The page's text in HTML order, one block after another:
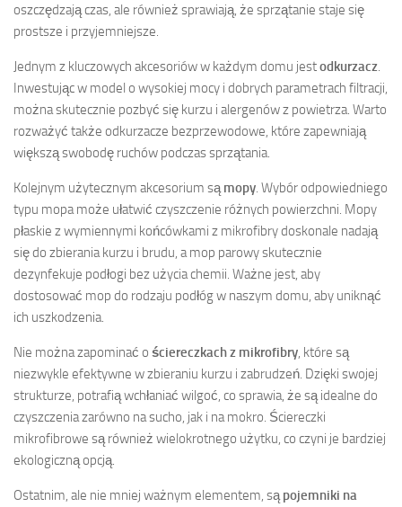
oszczędzają czas, ale również sprawiają, że sprzątanie staje się
prostsze i przyjemniejsze.
Jednym z kluczowych akcesoriów w każdym domu jestodkurzacz.
Inwestując w model o wysokiej mocy i dobrych parametrach filtracji,
można skutecznie pozbyć się kurzu i alergenów z powietrza. Warto
rozważyć także odkurzacze bezprzewodowe, które zapewniają
większą swobodę ruchów podczas sprzątania.
Kolejnym użytecznym akcesorium sąmopy. Wybór odpowiedniego
typu mopa może ułatwić czyszczenie różnych powierzchni. Mopy
płaskie z wymiennymi końcówkami z mikrofibry doskonale nadają
się do zbierania kurzu i brudu, a mop parowy skutecznie
dezynfekuje podłogi bez użycia chemii. Ważne jest, aby
dostosować mop do rodzaju podłóg w naszym domu, aby uniknąć
ich uszkodzenia.
Nie można zapominać o ściereczkach z mikrofibry, które są
niezwykle efektywne w zbieraniu kurzu i zabrudzeń. Dzięki swojej
strukturze, potrafią wchłaniać wilgoć, co sprawia, że są idealne do
czyszczenia zarówno na sucho, jak i na mokro. Ściereczki
mikrofibrowe są również wielokrotnego użytku, co czyni je bardziej
ekologiczną opcją.
Ostatnim, ale nie mniej ważnym elementem, sąpojemniki na